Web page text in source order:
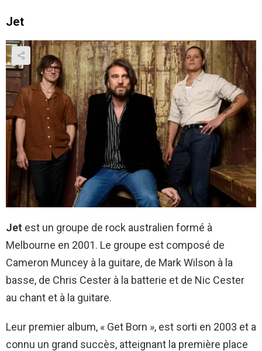
Jet
Jet est un groupe de rock australien formé à
Melbourne en 2001. Le groupe est composé de
Cameron Muncey à la guitare, de Mark Wilson à la
basse, de Chris Cester à la batterie et de Nic Cester
au chant et à la guitare.
Leur premier album, « Get Born », est sorti en 2003 et a
connu un grand succès, atteignant la première place